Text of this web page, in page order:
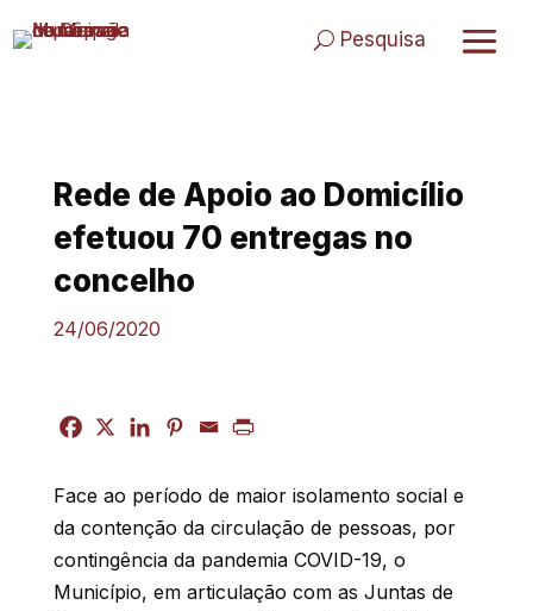
to
Pesquisa
Rede de Apoio ao Domicílio
efetuou 70 entregas no
concelho
24/06/2020
Face ao período de maior isolamento social e
da contenção da circulação de pessoas, por
contingência da pandemia COVID-19, o
Município, em articulação com as Juntas de